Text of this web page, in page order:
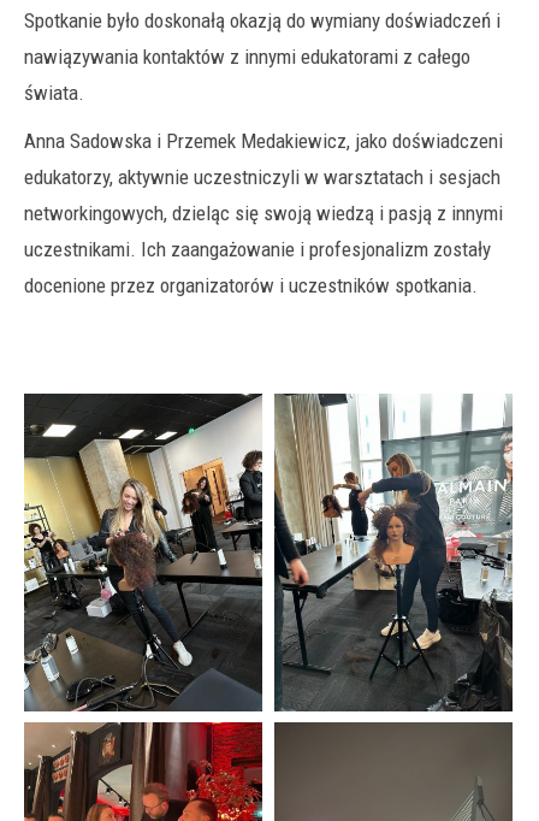
Spotkanie było doskonałą okazją do wymiany doświadczeń i
nawiązywania kontaktów z innymi edukatorami z całego
świata.
Anna Sadowska i Przemek Medakiewicz, jako doświadczeni
edukatorzy, aktywnie uczestniczyli w warsztatach i sesjach
networkingowych, dzieląc się swoją wiedzą i pasją z innymi
uczestnikami. Ich zaangażowanie i profesjonalizm zostały
docenione przez organizatorów i uczestników spotkania.